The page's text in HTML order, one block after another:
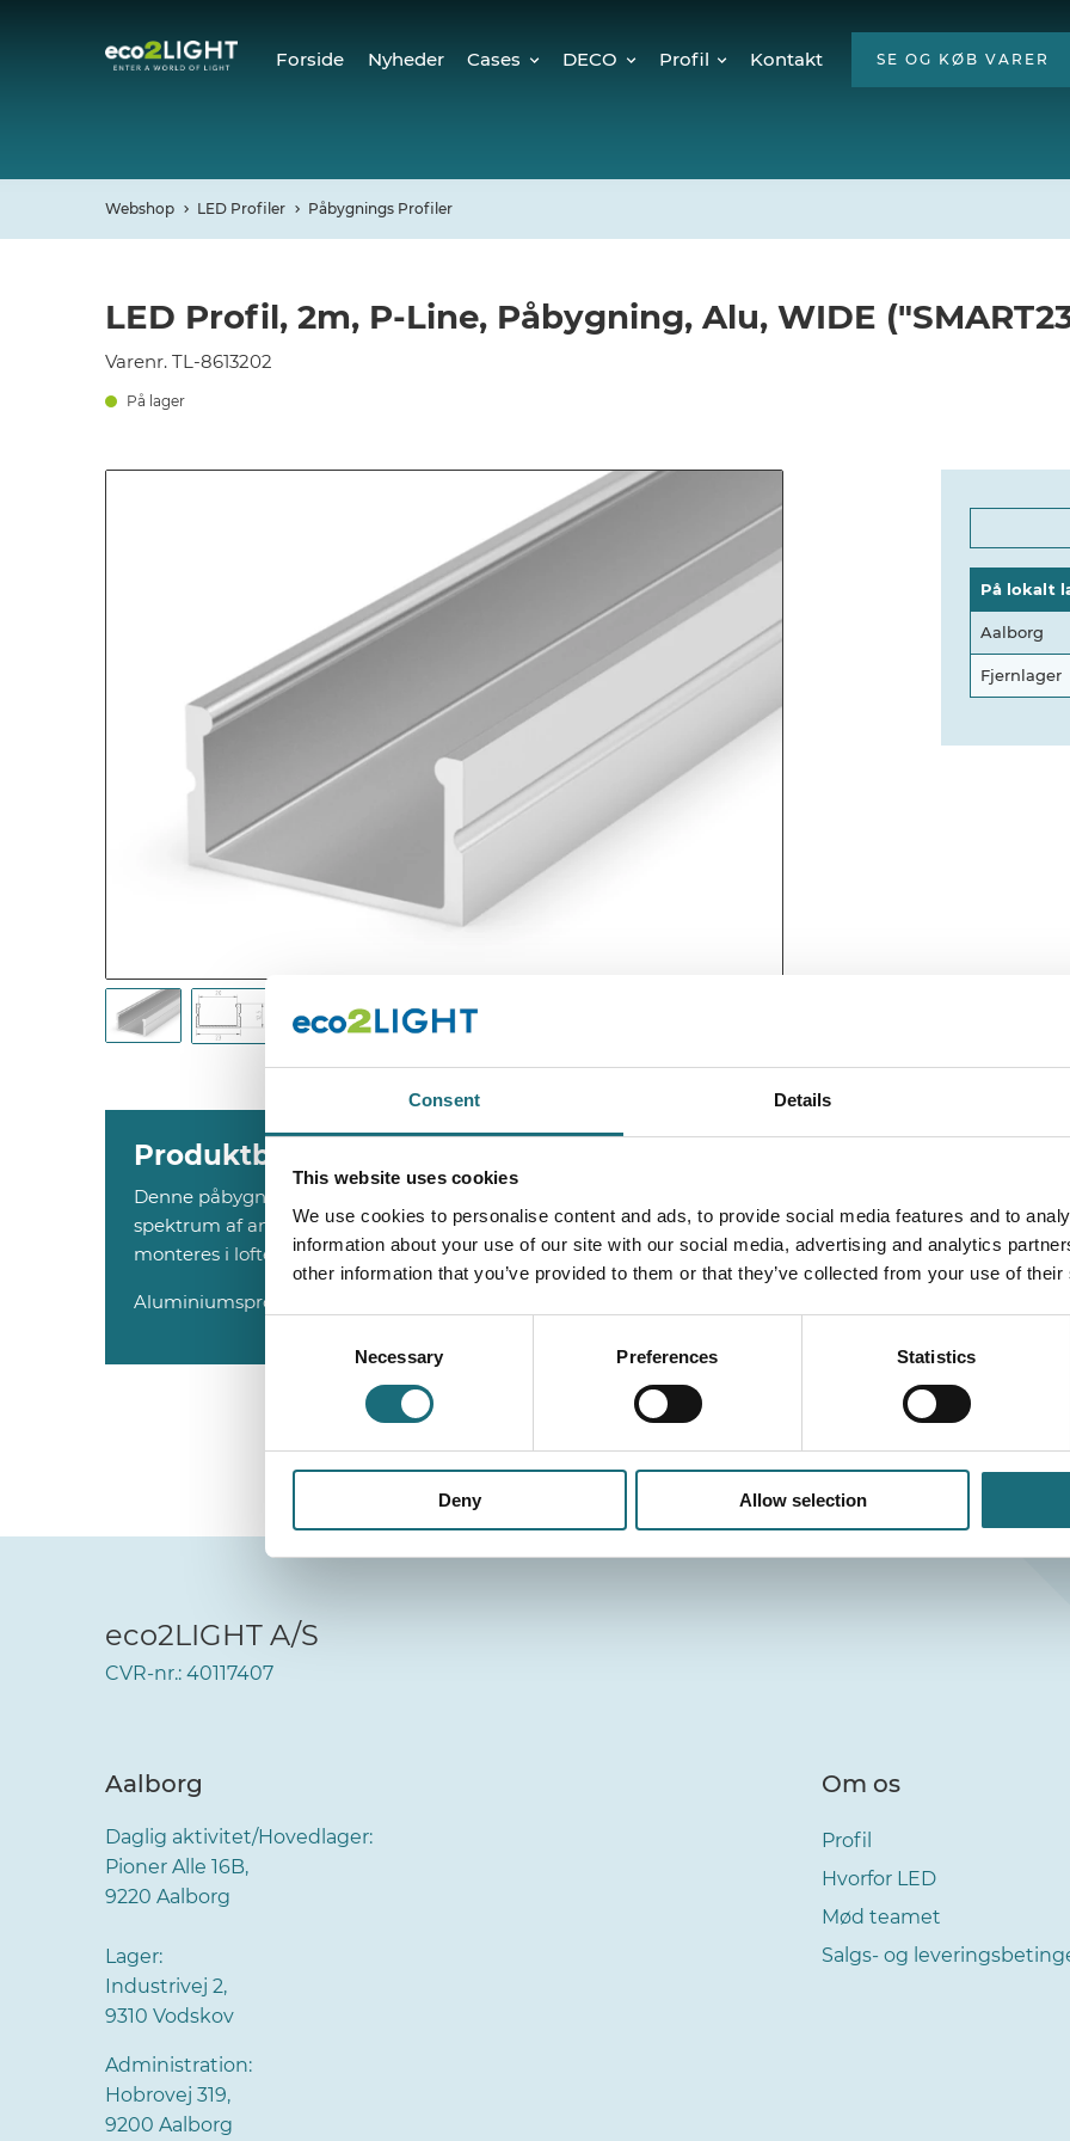
Consent Details
This website uses cookies
We use cookies to personalise content and ads, to provide social media features and to
information about your use of our site with our social media, advertising and analytics
other information that you’ve provided to them or that they’ve collected from your use of
Necessary Preferences Statistics
Deny Allow selection
Forside Nyheder Cases DECO Profil
Ledige stillinger
Kontakt SE OG KØB VARER
Webshop LED Profiler Påbygnings Profiler
LED Profil, 2m, P-Line, Påbygning, Alu, WIDE
Varenr. TL-8613202
På lager
Produktbeskrivelse
Denne påbygnings aluminiumsprofil på 2 meter har et bredt
spektrum af anvendelsesmuligheder og er ideel til at kunne
monteres i lofter, på vægge, trapper, overskabe mm.
Aluminiumsprofilen er perfekt til montering af vores LED strips.
På lokalt
Aalborg
Fjernlager
eco2LIGHT A/S
CVR-nr.: 40117407
Aalborg
Daglig aktivitet/Hovedlager:
Pioner Alle 16B,
9220 Aalborg
Lager:
Industrivej 2,
9310 Vodskov
Administration:
Hobrovej 319,
9200 Aalborg
Om os
Profil
Hvorfor LED
Mød teamet
Salgs- og